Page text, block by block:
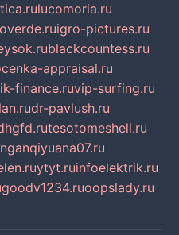
lucomoria.ru
igro-pictures.ru
blackcountess.ru
appraisal.ru
finance.ruvip-surfing.ru
dr-pavlush.ru
tesotomeshell.ru
ytyt.ruinfoelektrik.ru
goodv1234.ruoopslady.ru